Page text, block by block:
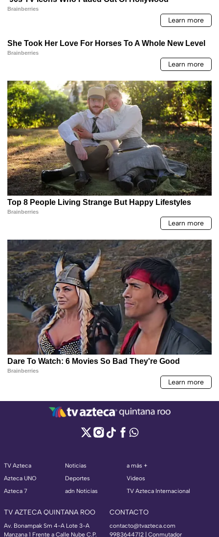
TV Azteca
Azteca UNO
Azteca 7
Noticias
Deportes
adn Noticias
a más +
Videos
TV Azteca Internacional
TV AZTECA QUINTANA ROO
Av. Bonampak Sm 4-A Lote 3-A
Manzana 1 Frente a Calle Nube C.P.
CONTACTO
contacto@tvazteca.com
9983644712 | Conmutador